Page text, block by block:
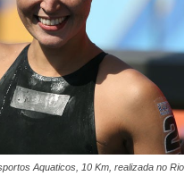
Aquaticos, 10 Km, realizada no Rio